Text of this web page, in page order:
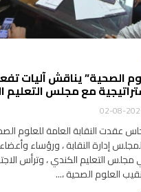
الصحية” يناقش آليات
مع مجلس التعليم
عقدت النقابة العامة للعلوم
إدارة النقابة ، ورؤساء وأعضاء
مجلس التعليم الكندي ، وترأس
العلوم الصحية ،...